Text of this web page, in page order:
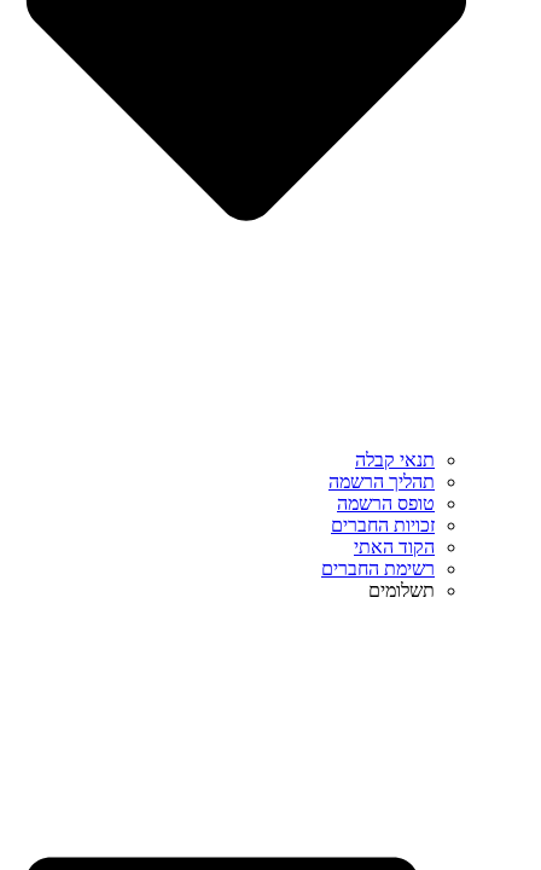
תנאי קבלה
תהליך הרשמה
טופס הרשמה
זכויות החברים
הקוד האתי
רשימת החברים
תשלומים